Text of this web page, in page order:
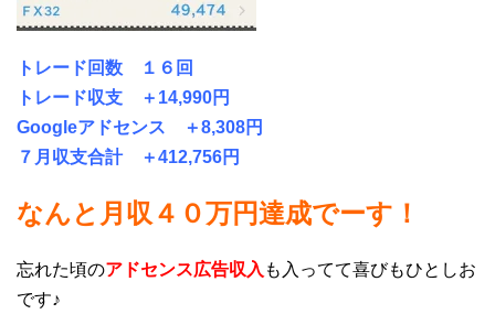
トレード回数 １６回
トレード収支 ＋14,990円
Googleアドセンス ＋8,308円
７月収支合計 ＋412,756円
なんと月収４０万円達成でーす！
忘れた頃のアドセンス広告収入 も入ってて喜びもひとしお
です♪